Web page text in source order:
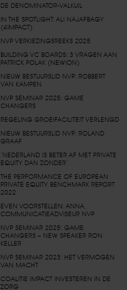
DE DENOMINATOR-VALKUIL
IN THE SPOTLIGHT: ALI NAJAFBAGY
(4IMPACT)
NVP VERKIEZINGSREEKS 2025
BUILDING VC BOARDS: 3 VRAGEN AAN
PATRICK POLAK (NEWION)
NIEUW BESTUURSLID NVP: ROBBERT
VAN KAMPEN
NVP SEMINAR 2025: GAME
CHANGERS
REGELING GROEIFACILITEIT VERLENGD
NIEUW BESTUURSLID NVP: ROLAND
GRAAF
‘NEDERLAND IS BETER AF MET PRIVATE
EQUITY DAN ZONDER’
THE PERFORMANCE OF EUROPEAN
PRIVATE EQUITY BENCHMARK REPORT
2022
EVEN VOORSTELLEN: ANNA,
COMMUNICATIEADVISEUR NVP
NVP SEMINAR 2025: GAME
CHANGERS – NEW SPEAKER RON
KELLER
NVP SEMINAR 2023: HET VERMOGEN
VAN MACHT
COALITIE IMPACT INVESTEREN IN DE
ZORG